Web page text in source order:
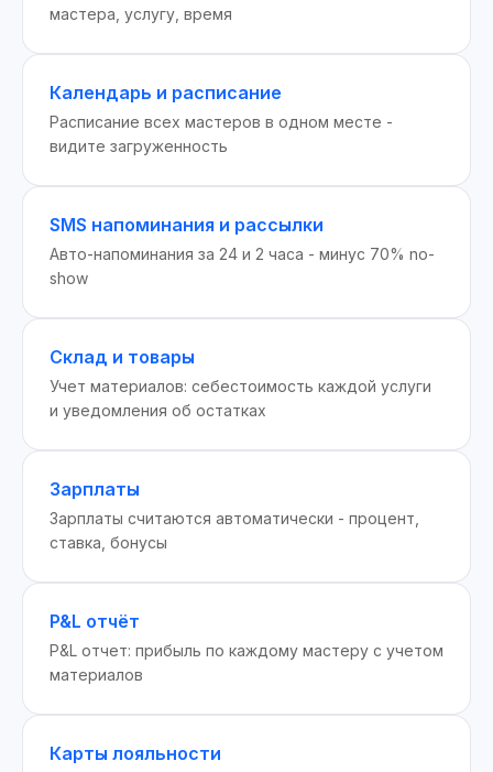
мастера, услугу, время
Календарь и расписание
Расписание всех мастеров в одном месте -
видите загруженность
SMS напоминания и рассылки
Авто-напоминания за 24 и 2 часа - минус 70% no-
show
Склад и товары
Учет материалов: себестоимость каждой услуги
и уведомления об остатках
Зарплаты
Зарплаты считаются автоматически - процент,
ставка, бонусы
P&L отчёт
P&L отчет: прибыль по каждому мастеру с учетом
материалов
Карты лояльности